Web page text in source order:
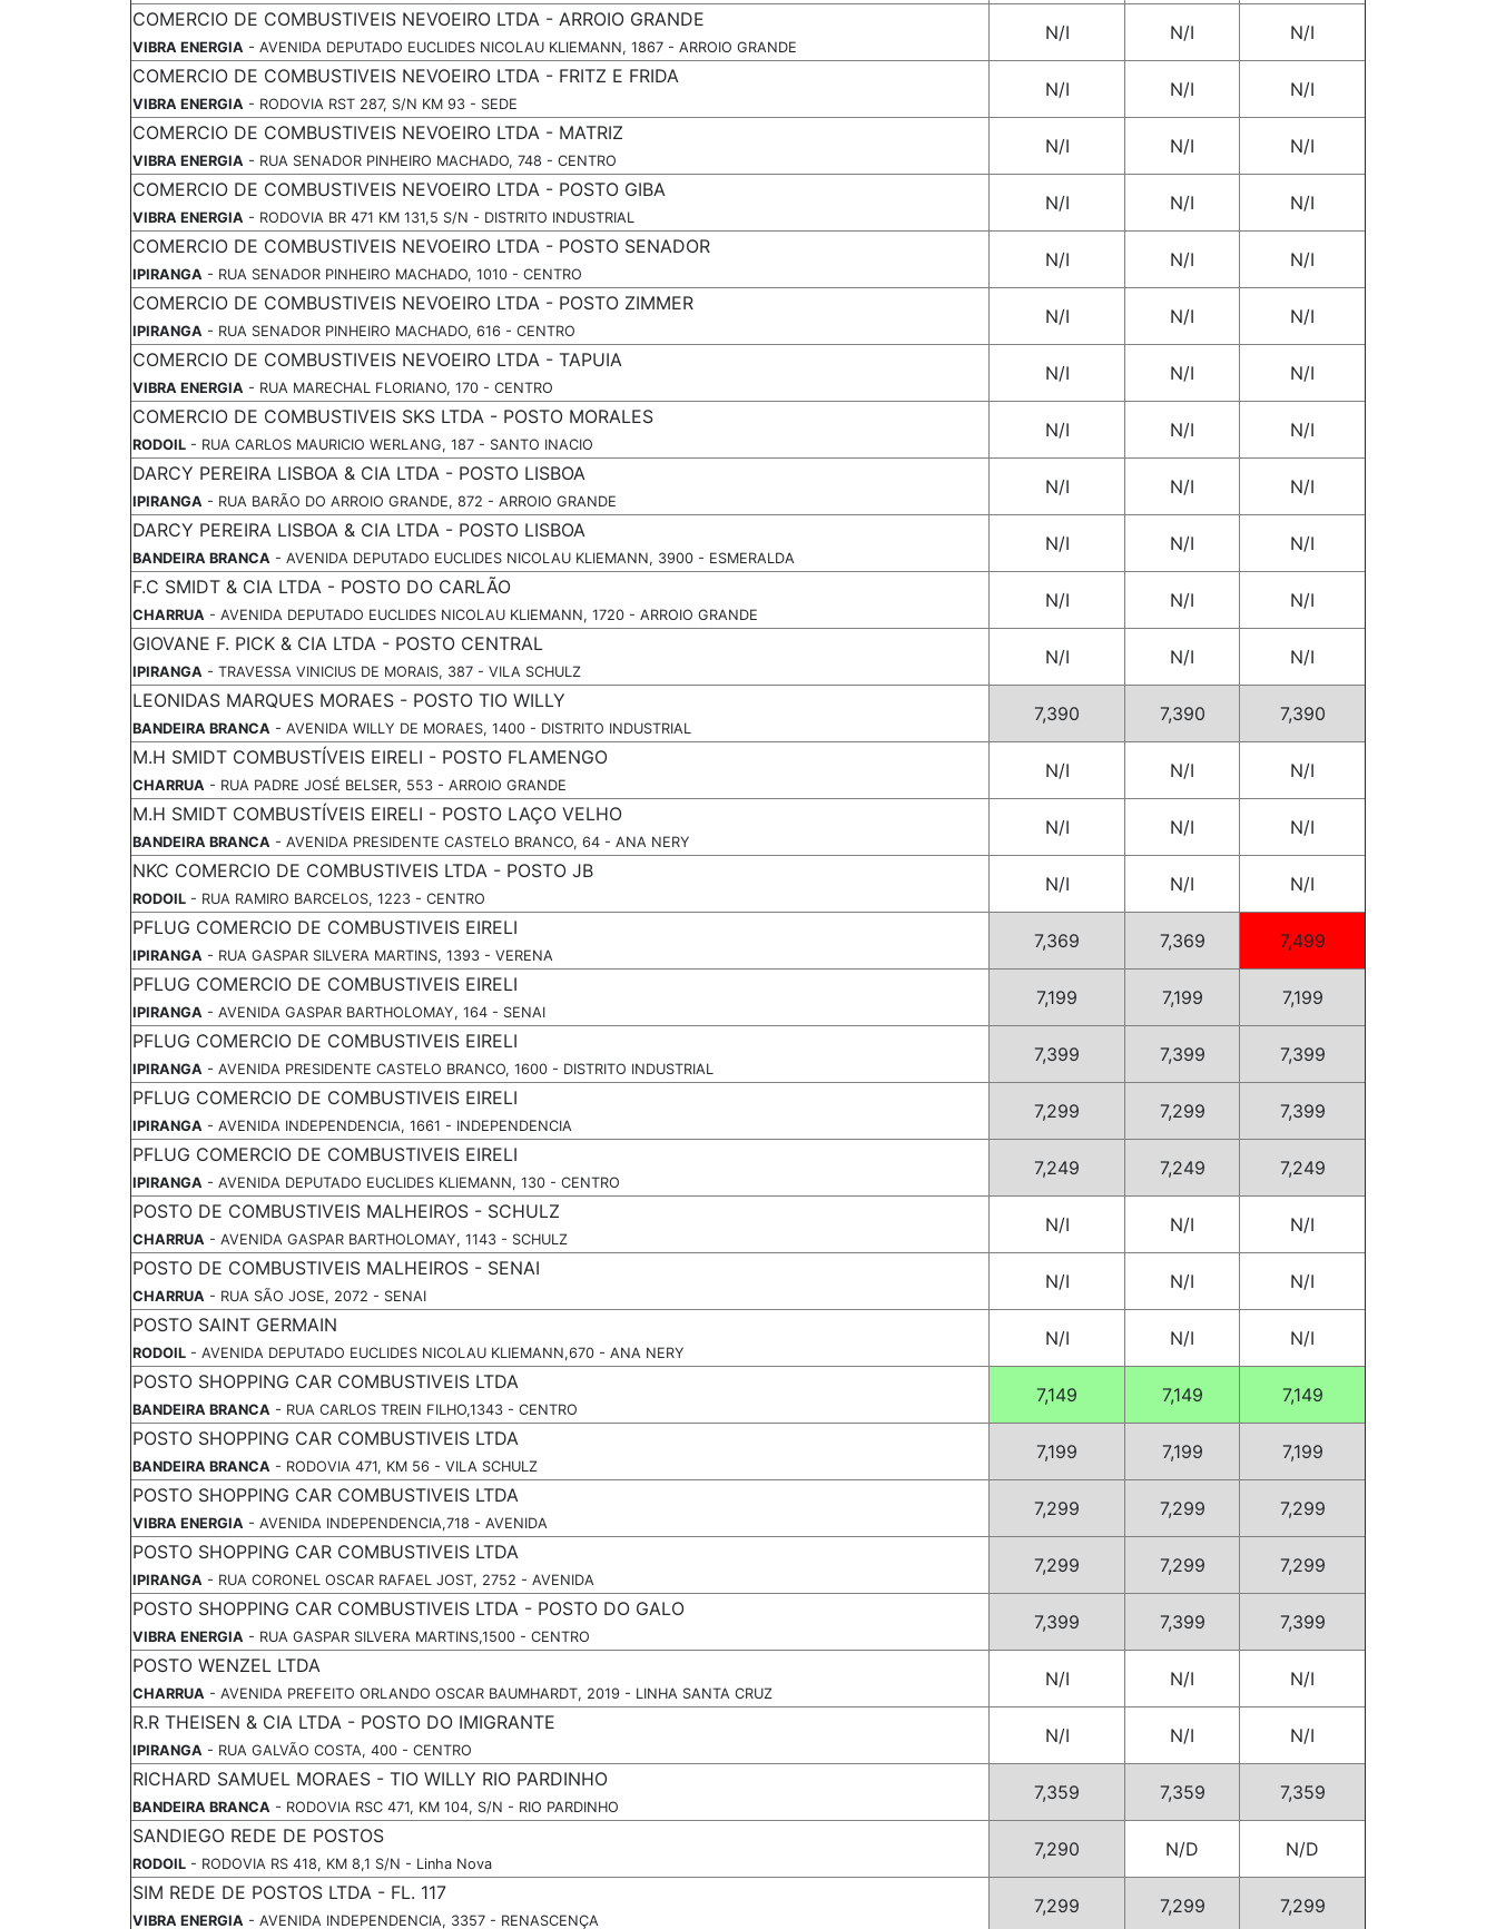
COMERCIO DE COMBUSTIVEIS NEVOEIRO LTDA - ARROIO GRANDE
VIBRA ENERGIA - AVENIDA DEPUTADO EUCLIDES NICOLAU KLIEMANN, 1867 - ARROIO GRANDE
N/I N/I
N/I
COMERCIO DE COMBUSTIVEIS NEVOEIRO LTDA - FRITZ E FRIDA
VIBRA ENERGIA - RODOVIA RST 287, S/N KM 93 - SEDE
N/I N/I
N/I
COMERCIO DE COMBUSTIVEIS NEVOEIRO LTDA - MATRIZ
VIBRA ENERGIA - RUA SENADOR PINHEIRO MACHADO, 748 - CENTRO
N/I N/I
N/I
COMERCIO DE COMBUSTIVEIS NEVOEIRO LTDA - POSTO GIBA
VIBRA ENERGIA - RODOVIA BR 471 KM 131,5 S/N - DISTRITO INDUSTRIAL
N/I N/I
N/I
COMERCIO DE COMBUSTIVEIS NEVOEIRO LTDA - POSTO SENADOR
IPIRANGA - RUA SENADOR PINHEIRO MACHADO, 1010 - CENTRO
N/I N/I
N/I
COMERCIO DE COMBUSTIVEIS NEVOEIRO LTDA - POSTO ZIMMER
IPIRANGA - RUA SENADOR PINHEIRO MACHADO, 616 - CENTRO
N/I N/I
N/I
COMERCIO DE COMBUSTIVEIS NEVOEIRO LTDA - TAPUIA
VIBRA ENERGIA - RUA MARECHAL FLORIANO, 170 - CENTRO
N/I N/I
N/I
COMERCIO DE COMBUSTIVEIS SKS LTDA - POSTO MORALES
RODOIL - RUA CARLOS MAURICIO WERLANG, 187 - SANTO INACIO
N/I N/I
N/I
DARCY PEREIRA LISBOA & CIA LTDA - POSTO LISBOA
IPIRANGA - RUA BARÃO DO ARROIO GRANDE, 872 - ARROIO GRANDE
N/I N/I
N/I
DARCY PEREIRA LISBOA & CIA LTDA - POSTO LISBOA
BANDEIRA BRANCA - AVENIDA DEPUTADO EUCLIDES NICOLAU KLIEMANN, 3900 - ESMERALDA
N/I N/I
N/I
F.C SMIDT & CIA LTDA - POSTO DO CARLÃO
CHARRUA - AVENIDA DEPUTADO EUCLIDES NICOLAU KLIEMANN, 1720 - ARROIO GRANDE
N/I N/I
N/I
GIOVANE F. PICK & CIA LTDA - POSTO CENTRAL
IPIRANGA - TRAVESSA VINICIUS DE MORAIS, 387 - VILA SCHULZ
N/I N/I
N/I
LEONIDAS MARQUES MORAES - POSTO TIO WILLY
BANDEIRA BRANCA - AVENIDA WILLY DE MORAES, 1400 - DISTRITO INDUSTRIAL
7,390 7,390
7,390
M.H SMIDT COMBUSTÍVEIS EIRELI - POSTO FLAMENGO
CHARRUA - RUA PADRE JOSÉ BELSER, 553 - ARROIO GRANDE
N/I N/I
N/I
M.H SMIDT COMBUSTÍVEIS EIRELI - POSTO LAÇO VELHO
BANDEIRA BRANCA - AVENIDA PRESIDENTE CASTELO BRANCO, 64 - ANA NERY
N/I N/I
N/I
NKC COMERCIO DE COMBUSTIVEIS LTDA - POSTO JB
RODOIL - RUA RAMIRO BARCELOS, 1223 - CENTRO
N/I N/I
N/I
PFLUG COMERCIO DE COMBUSTIVEIS EIRELI
IPIRANGA - RUA GASPAR SILVERA MARTINS, 1393 - VERENA
7,369 7,369
7,499
PFLUG COMERCIO DE COMBUSTIVEIS EIRELI
IPIRANGA - AVENIDA GASPAR BARTHOLOMAY, 164 - SENAI
7,199 7,199
7,199
PFLUG COMERCIO DE COMBUSTIVEIS EIRELI
IPIRANGA - AVENIDA PRESIDENTE CASTELO BRANCO, 1600 - DISTRITO INDUSTRIAL
7,399 7,399
7,399
PFLUG COMERCIO DE COMBUSTIVEIS EIRELI
IPIRANGA - AVENIDA INDEPENDENCIA, 1661 - INDEPENDENCIA
7,299 7,299
7,399
PFLUG COMERCIO DE COMBUSTIVEIS EIRELI
IPIRANGA - AVENIDA DEPUTADO EUCLIDES KLIEMANN, 130 - CENTRO
7,249 7,249
7,249
POSTO DE COMBUSTIVEIS MALHEIROS - SCHULZ
CHARRUA - AVENIDA GASPAR BARTHOLOMAY, 1143 - SCHULZ
N/I N/I
N/I
POSTO DE COMBUSTIVEIS MALHEIROS - SENAI
CHARRUA - RUA SÃO JOSE, 2072 - SENAI
N/I N/I
N/I
POSTO SAINT GERMAIN
RODOIL - AVENIDA DEPUTADO EUCLIDES NICOLAU KLIEMANN,670 - ANA NERY
N/I N/I
N/I
POSTO SHOPPING CAR COMBUSTIVEIS LTDA
BANDEIRA BRANCA - RUA CARLOS TREIN FILHO,1343 - CENTRO
7,149 7,149
7,149
POSTO SHOPPING CAR COMBUSTIVEIS LTDA
BANDEIRA BRANCA - RODOVIA 471, KM 56 - VILA SCHULZ
7,199 7,199
7,199
POSTO SHOPPING CAR COMBUSTIVEIS LTDA
VIBRA ENERGIA - AVENIDA INDEPENDENCIA,718 - AVENIDA
7,299 7,299
7,299
POSTO SHOPPING CAR COMBUSTIVEIS LTDA
IPIRANGA - RUA CORONEL OSCAR RAFAEL JOST, 2752 - AVENIDA
7,299 7,299
7,299
POSTO SHOPPING CAR COMBUSTIVEIS LTDA - POSTO DO GALO
VIBRA ENERGIA - RUA GASPAR SILVERA MARTINS,1500 - CENTRO
7,399 7,399
7,399
POSTO WENZEL LTDA
CHARRUA - AVENIDA PREFEITO ORLANDO OSCAR BAUMHARDT, 2019 - LINHA SANTA CRUZ
N/I N/I
N/I
R.R THEISEN & CIA LTDA - POSTO DO IMIGRANTE
IPIRANGA - RUA GALVÃO COSTA, 400 - CENTRO
N/I N/I
N/I
RICHARD SAMUEL MORAES - TIO WILLY RIO PARDINHO
BANDEIRA BRANCA - RODOVIA RSC 471, KM 104, S/N - RIO PARDINHO
7,359 7,359
7,359
SANDIEGO REDE DE POSTOS
RODOIL - RODOVIA RS 418, KM 8,1 S/N - Linha Nova
7,290 N/D
N/D
SIM REDE DE POSTOS LTDA - FL. 117
VIBRA ENERGIA - AVENIDA INDEPENDENCIA, 3357 - RENASCENÇA
7,299 7,299 7,299